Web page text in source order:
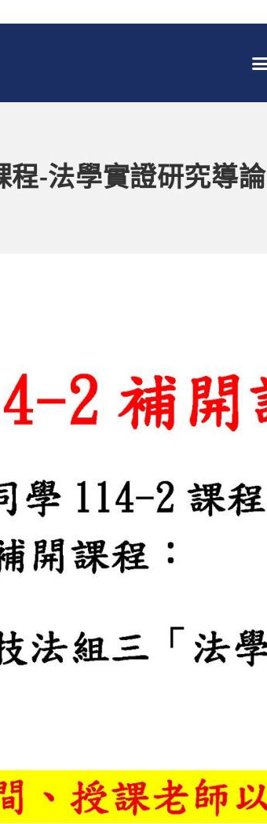
程-法學實證研究導論